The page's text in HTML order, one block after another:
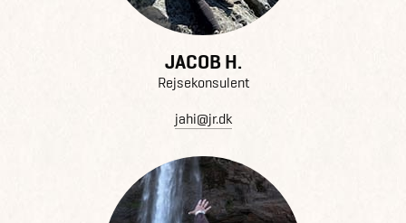
JACOB H.
Rejsekonsulent
jahi@jr.dk